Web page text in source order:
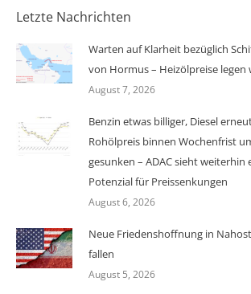
Letzte Nachrichten
Warten auf Klarheit bezüglich
von Hormus – Heizölpreise legen
August 7, 2026
Benzin etwas billiger, Diesel
Rohölpreis binnen Wochenfrist
gesunken – ADAC sieht weiterhin
Potenzial für Preissenkungen
August 6, 2026
Neue Friedenshoffnung in
fallen
August 5, 2026